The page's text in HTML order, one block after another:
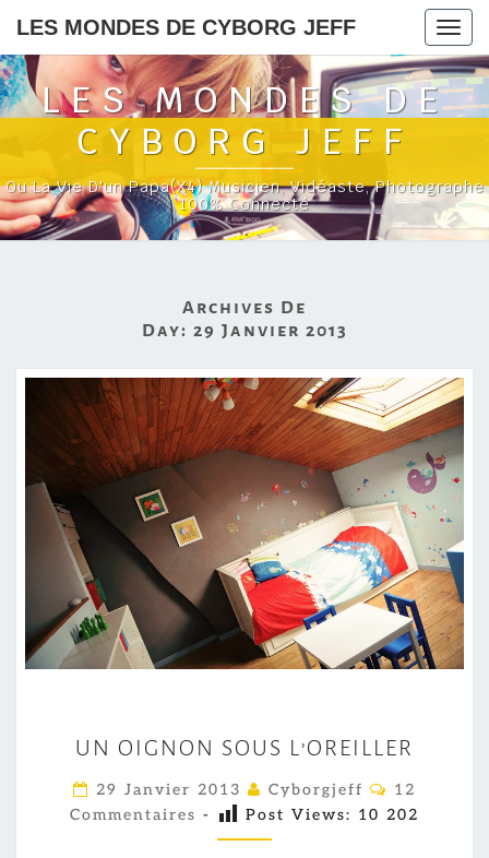
LES MONDES DE CYBORG JEFF
LES MONDES DE
CYBORG JEFF
Ou La Vie D'un Papa(x4) Musicien, Vidéaste, Photographe
100% Connecté
Archives De
Day: 29 Janvier 2013
N
O
I
G
UN OIGNON SOUS L’OREILLER
29 Janvier 2013 Cyborgjeff
C
O
M
12
Commentaires - Post Views: 10 202